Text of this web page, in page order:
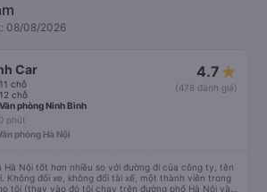
08/08/2026
Car
chỗ
chỗ
4.7
(478 đánh giá)
phòng Ninh Bình
phút
phòng Hà Nội
Hà Nội tốt hơn nhiều so với đường đi của công ty, tên
Không đổi xe, không đổi tài xế, một thành viên trong
tôi (thay vào đó tôi chạy trên đường phố Hà Nội và